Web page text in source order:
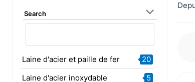
Search
Laine d'acier et paille de fer
20
Laine d'acier inoxydable
5